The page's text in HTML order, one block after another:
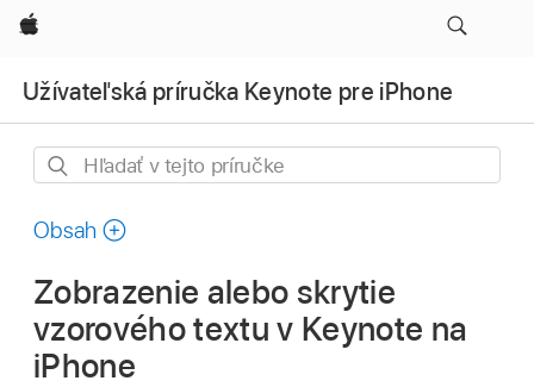
Apple
Užívateľská príručka Keynote pre iPhone
Hľadať
príručke
Obsah
Zobrazenie alebo skrytie
vzorového textu v Keynote na
iPhone